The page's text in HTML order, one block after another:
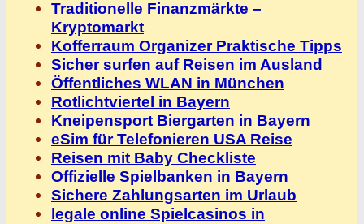
Traditionelle Finanzmärkte –
Kryptomarkt
Kofferraum Organizer Praktische Tipps
Sicher surfen auf Reisen im Ausland
Öffentliches WLAN in München
Rotlichtviertel in Bayern
Kneipensport Biergarten in Bayern
eSim für Telefonieren USA Reise
Reisen mit Baby Checkliste
Offizielle Spielbanken in Bayern
Sichere Zahlungsarten im Urlaub
legale online Spielcasinos in